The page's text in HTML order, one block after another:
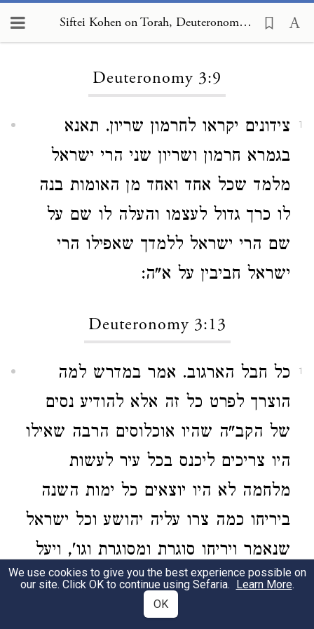
Siftei Kohen on Torah, Deuteronomy 3:9
Deuteronomy 3:9
1
צידונים יקראו לחרמון שריון. תאנא
בגמרא חרמון ושריון שני הרי ישראל
מלמד שכל אחד ואחד מן האומות בנה
לו כרך גדול לעצמו והעלה לו שם על
שם הרי ישראל ללמדך שאפילו הרי
ישראל חביבין על א"ה:
Deuteronomy 3:13
1
כל חבל הארגוב. אמר במדרש למה
הוצרך לפרט כל זה אלא להודיע נסים
של הקב"ה שהיו אוכלוסים הרבה שאילו
היו צריכים ליכנס בכל עיר לעשות
מלחמה לא היו יוצאים כל ימות השנה
ביריחו כמה צרו עליה יהושע וכל ישראל
שנאמר ויריחו סוגרת ומסוגרת וגו', ויעל
שומרון ויצר עליה שלש שנים, לזה
כללם כולם כאחד:
We use cookies to give you the best experience possible on
our site. Click OK to continue using Sefaria. Learn More.
OK